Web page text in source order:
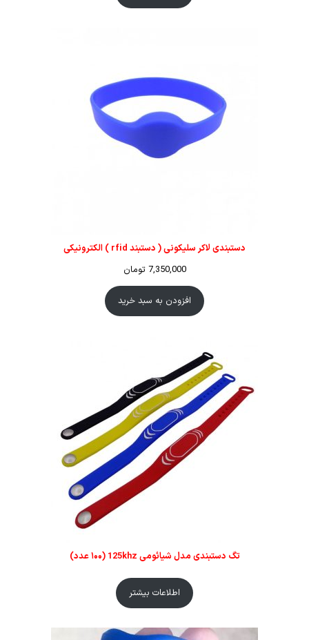
دستبندی لاکر سلیکونی ( دستبند rfid ) الکترونیکی
7,350,000 تومان
افزودن به سبد خرید
تگ دستبندی مدل شیائومی 125khz (۱۰۰ عدد)
اطلاعات بیشتر